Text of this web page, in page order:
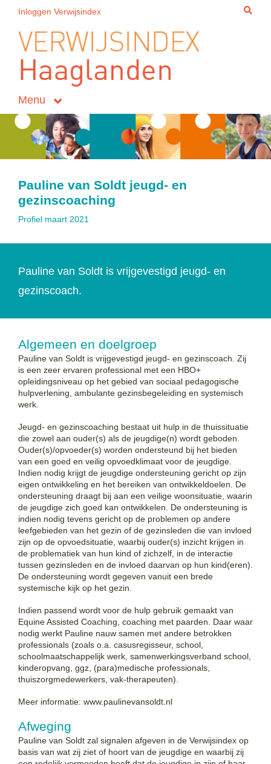
Inloggen Verwijsindex
Menu
Pauline van Soldt jeugd- en
gezinscoaching
Profiel maart 2021
Pauline van Soldt is vrijgevestigd jeugd- en
gezinscoach.
Algemeen en doelgroep
Pauline van Soldt is vrijgevestigd jeugd- en gezinscoach. Zij
is een zeer ervaren professional met een HBO+
opleidingsniveau op het gebied van sociaal pedagogische
hulpverlening, ambulante gezinsbegeleiding en systemisch
werk.
Jeugd- en gezinscoaching bestaat uit hulp in de thuissituatie
die zowel aan ouder(s) als de jeugdige(n) wordt geboden.
Ouder(s)/opvoeder(s) worden ondersteund bij het bieden
van een goed en veilig opvoedklimaat voor de jeugdige.
Indien nodig krijgt de jeugdige ondersteuning gericht op zijn
eigen ontwikkeling en het bereiken van ontwikkeldoelen. De
ondersteuning draagt bij aan een veilige woonsituatie, waarin
de jeugdige zich goed kan ontwikkelen. De ondersteuning is
indien nodig tevens gericht op de problemen op andere
leefgebieden van het gezin of de gezinsleden die van invloed
zijn op de opvoedsituatie, waarbij ouder(s) inzicht krijgen in
de problematiek van hun kind of zichzelf, in de interactie
tussen gezinsleden en de invloed daarvan op hun kind(eren).
De ondersteuning wordt gegeven vanuit een brede
systemische kijk op het gezin.
Indien passend wordt voor de hulp gebruik gemaakt van
Equine Assisted Coaching, coaching met paarden. Daar waar
nodig werkt Pauline nauw samen met andere betrokken
professionals (zoals o.a. casusregisseur, school,
schoolmaatschappelijk werk, samenwerkingsverband school,
kinderopvang, ggz, (para)medische professionals,
thuiszorgmedewerkers, vak-therapeuten).
Meer informatie: www.paulinevansoldt.nl
Afweging
Pauline van Soldt zal signalen afgeven in de Verwijsindex op
basis van wat zij ziet of hoort van de jeugdige en waarbij zij